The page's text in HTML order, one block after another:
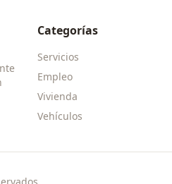
Categorías
Servicios
Empleo
Vivienda
Vehículos